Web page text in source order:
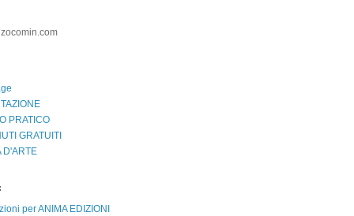
PRATICO
GRATUITI
D'ARTE
per ANIMA EDIZIONI